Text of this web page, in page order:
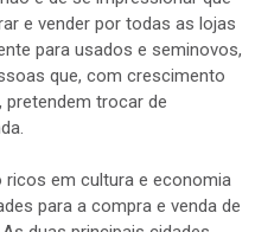
e vender por todas as lojas
para usados e seminovos,
que, com crescimento
pretendem trocar de
ricos em cultura e economia
para a compra e venda de